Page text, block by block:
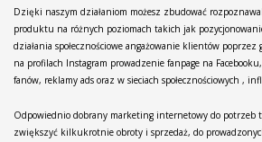
Dzięki naszym działaniom możesz zbudować
produktu na różnych poziomach takich jak
działania społecznościowe angażowanie klientów poprzez
na profilach Instagram prowadzenie fanpage na
fanów, reklamy ads oraz w sieciach społecznościowych ,
Odpowiednio dobrany marketing internetowy do potrzeb
zwiększyć kilkukrotnie obroty i sprzedaż, do